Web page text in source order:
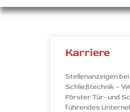
Karriere
Stellenanzeigen
Schließtechnik –
Förster Tür- und
führendes